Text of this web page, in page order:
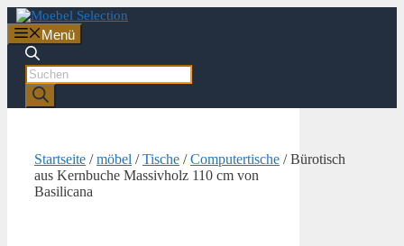
Zum
Inhalt
springen
Menü
Products
search
Startseite /möbel /Tische /Computertische / Bürotisch
aus Kernbuche Massivholz 110 cm von
Basilicana